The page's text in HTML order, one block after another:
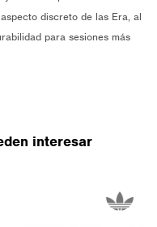
discreto de las Era, al
para sesiones más
interesar